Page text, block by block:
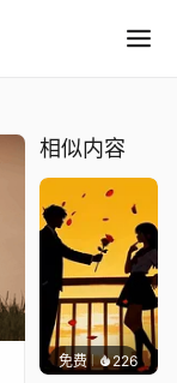
相似内容
免费 226渔小小